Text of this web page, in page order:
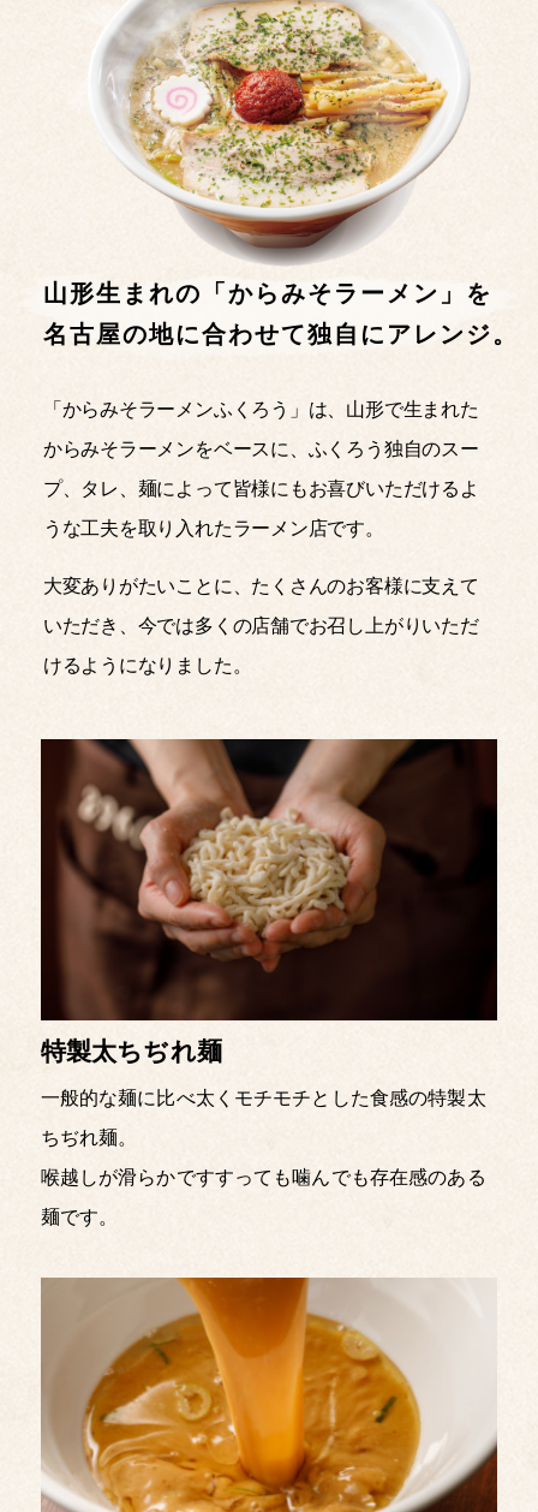
山形生まれの「からみそラーメン」を
名古屋の地に合わせて独自にアレンジ。
「からみそラーメンふくろう」は、山形で生まれた
からみそラーメンをベースに、ふくろう独自のスー
プ、タレ、麺によって皆様にもお喜びいただけるよ
うな工夫を取り入れたラーメン店です。
大変ありがたいことに、たくさんのお客様に支えて
いただき、今では多くの店舗でお召し上がりいただ
けるようになりました。
特製太ちぢれ麺
一般的な麺に比べ太くモチモチとした食感の特製太
ちぢれ麺。
喉越しが滑らかですすっても噛んでも存在感のある
麺です。